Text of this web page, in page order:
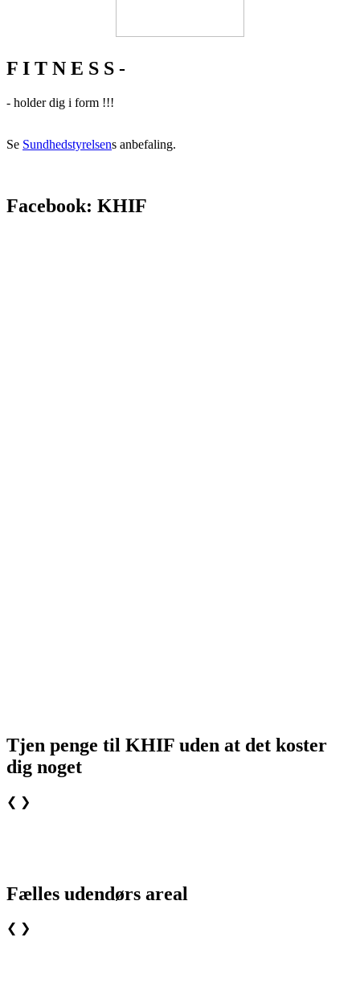
F I T N E S S -
- holder dig i form !!!
Se Sundhedstyrelsens anbefaling.
Facebook: KHIF
Tjen penge til KHIF uden at det koster
dig noget
❮ ❯
Fælles udendørs areal
❮ ❯